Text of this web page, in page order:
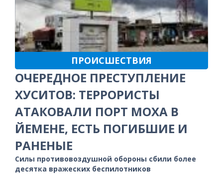
ПРОИСШЕСТВИЯ
ОЧЕРЕДНОЕ ПРЕСТУПЛЕНИЕ
ХУСИТОВ: ТЕРРОРИСТЫ
АТАКОВАЛИ ПОРТ МОХА В
ЙЕМЕНЕ, ЕСТЬ ПОГИБШИЕ И
РАНЕНЫЕ
Силы противовоздушной обороны сбили более
десятка вражеских беспилотников